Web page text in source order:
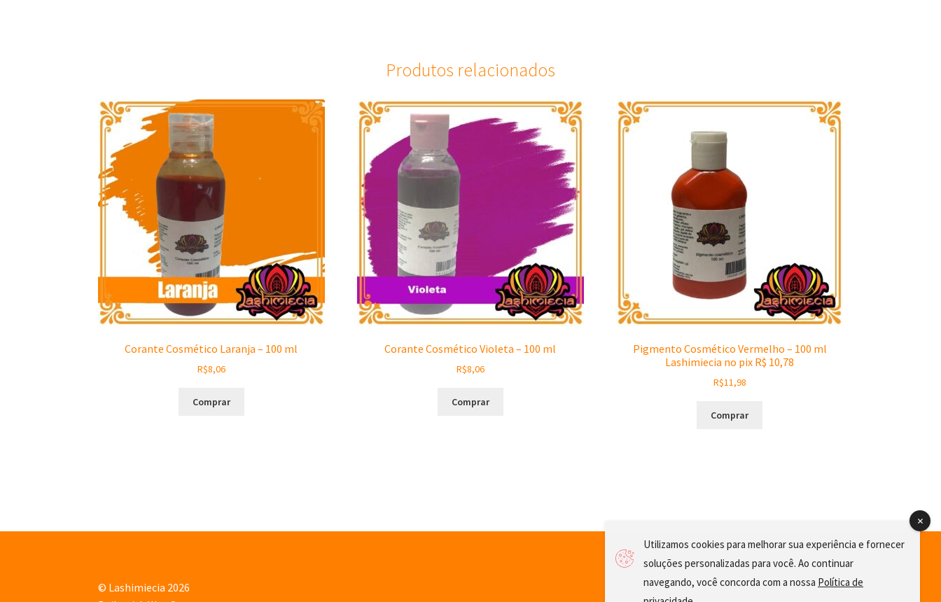
Produtos relacionados
Corante Cosmético Laranja – 100 ml
R$8,06
Comprar
Corante Cosmético Violeta – 100 ml
R$8,06
Comprar
Pigmento Cosmético Vermelho – 100 ml
Lashimiecia no pix R$ 10,78
R$11,98
Comprar
© Lashimiecia 2026
Utilizamos cookies para melhorar sua experiência e fornecer
soluções personalizadas para você. Ao continuar
navegando, você concorda com a nossa Política de